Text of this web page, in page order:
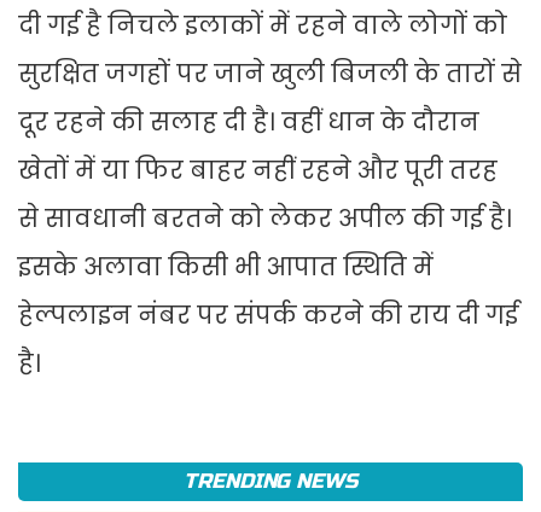
दी गई है निचले इलाकों में रहने वाले लोगों को
सुरक्षित जगहों पर जाने खुली बिजली के तारों से
दूर रहने की सलाह दी है। वहीं धान के दौरान
खेतों में या फिर बाहर नहीं रहने और पूरी तरह
से सावधानी बरतने को लेकर अपील की गई है।
इसके अलावा किसी भी आपात स्थिति में
हेल्पलाइन नंबर पर संपर्क करने की राय दी गई
है।
TRENDING NEWS